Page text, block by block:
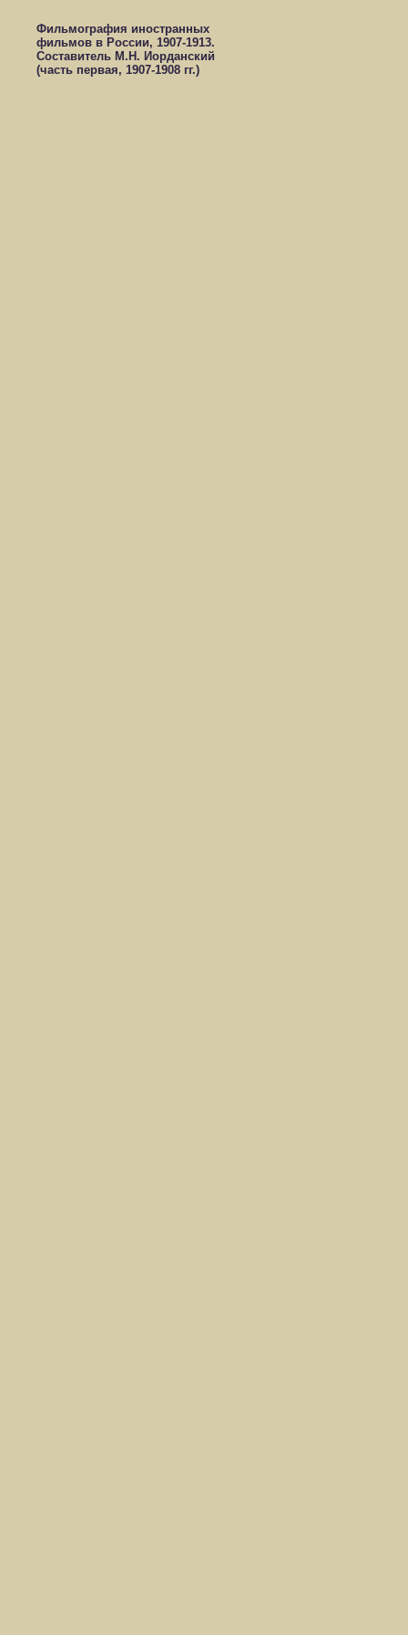
Фильмография иностранных
фильмов в России, 1907-1913.
Составитель М.Н. Иорданский
(часть первая, 1907-1908 гг.)